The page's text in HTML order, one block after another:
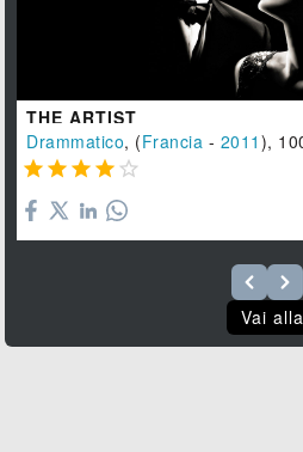
THE ARTIST
Drammatico, (Francia - 2011 ),
    
Vai